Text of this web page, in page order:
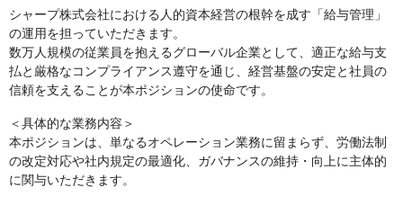
シャープ株式会社における人的資本経営の根幹を成す「給与管理」
の運用を担っていただきます。
数万人規模の従業員を抱えるグローバル企業として、適正な給与支
払と厳格なコンプライアンス遵守を通じ、経営基盤の安定と社員の
信頼を支えることが本ポジションの使命です。
＜具体的な業務内容＞
本ポジションは、単なるオペレーション業務に留まらず、労働法制
の改定対応や社内規定の最適化、ガバナンスの維持・向上に主体的
に関与いただきます。